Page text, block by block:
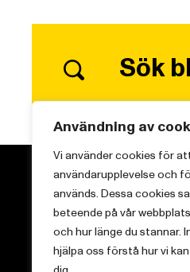
Användning av
Vi använder cookies för
användarupplevelse och
används. Dessa cookies
beteende på vår
och hur länge du
hjälpa oss förstå hur vi
Sök
Vi brinner för starka
kunskap inom aktuella